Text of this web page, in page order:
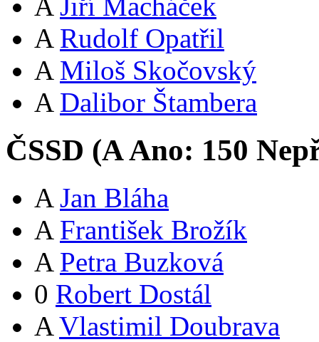
A Jiří Macháček
A Rudolf Opatřil
A Miloš Skočovský
A Dalibor Štambera
ČSSD (AAno: 150
A Jan Bláha
A František Brožík
A Petra Buzková
0 Robert Dostál
A Vlastimil Doubrava